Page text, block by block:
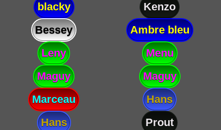
blacky
Kenzo
Bessey
Ambre bleu
Leny
Menu
Maguy
Maguy
Marceau
Hans
Hans
Prout